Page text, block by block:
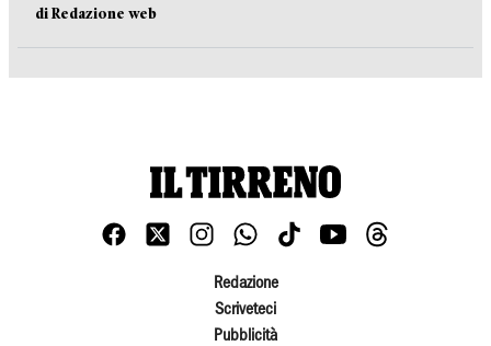
di Redazione web
Redazione
Scriveteci
Pubblicità